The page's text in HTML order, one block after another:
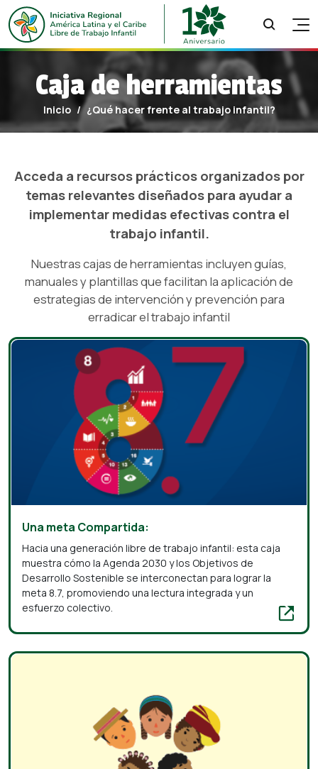
SEGUIMIENTO
OBSERVANDO EL TRABAJO INFANTIL
MIRTI
MODELO DE RIESGO DE TRABAJO INFANTIL
OBSERVATORIO REGIONAL
RECURSOS
¿QUÉ HACER FRENTE AL TRABAJO INFANTIL?
BUENAS PRÁCTICAS
CAJAS DE HERRAMIENTAS
ACTIVISMO
NOSOTROS
¿QUIÉNES SOMOS?
¿CÓMO TRABAJAMOS?
AGENDA 2030
LOGROS
SOCIOS Y ALIADOS ESTRATÉGICOS
Caja de herramientas
Inicio ¿Qué hacer frente al trabajo infantil?
Acceda a recursos prácticos organizados por
temas relevantes diseñados para ayudar a
implementar medidas efectivas contra el
trabajo infantil.
Nuestras cajas de herramientas incluyen guías,
manuales y plantillas que facilitan la aplicación de
estrategias de intervención y prevención para
erradicar el trabajo infantil
Una meta Compartida:
Hacia una generación libre de trabajo infantil: esta caja
muestra cómo la Agenda 2030 y los Objetivos de
Desarrollo Sostenible se interconectan para lograr la
meta 8.7, promoviendo una lectura integrada y un
esfuerzo colectivo.